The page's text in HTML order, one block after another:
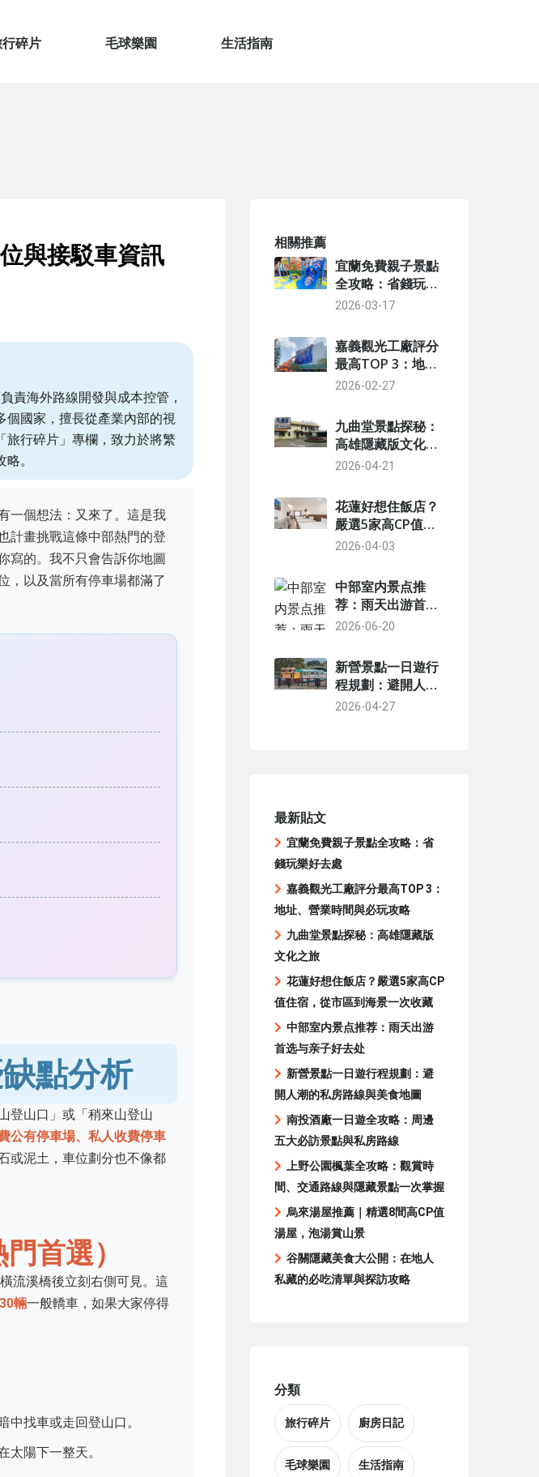
碎片 毛球樂園 生活指南
與接駁車資訊
責海外路線開發與成本控管，
個國家，擅長從產業內部的視
旅行碎片」專欄，致力於將繁
。
一個想法：又來了。這是我
計畫挑戰這條中部熱門的登
寫的。我不只會告訴你地圖
，以及當所有停車場都滿了
點分析
登山口」或「稍來山登山
公有停車場、私人收費停車
或泥土，車位劃分也不像都
首選）
流溪橋後立刻右側可見。這
輛一般轎車，如果大家停得
中找車或走回登山口。
太陽下一整天。
相關推薦
宜蘭免費親子景點
全攻略：省錢玩樂
好去處
2026-03-17
嘉義觀光工廠評分
最高TOP 3：地
址、營業時間與必
2026-02-27
九曲堂景點探秘：
高雄隱藏版文化之
旅
2026-04-21
花蓮好想住飯店？
嚴選5家高CP值住
宿，從市區到海景
2026-04-03
中部室内景点推
荐：雨天出游首选
与亲子好去处
2026-06-20
新營景點一日遊行
程規劃：避開人潮
的私房路線與美食
2026-04-27
最新貼文
宜蘭免費親子景點全攻略：省
錢玩樂好去處
嘉義觀光工廠評分最高TOP 3：
地址、營業時間與必玩攻略
九曲堂景點探秘：高雄隱藏版
文化之旅
花蓮好想住飯店？嚴選5家高CP
值住宿，從市區到海景一次收藏
中部室内景点推荐：雨天出游
首选与亲子好去处
新營景點一日遊行程規劃：避
開人潮的私房路線與美食地圖
南投酒廠一日遊全攻略：周邊
五大必訪景點與私房路線
上野公園楓葉全攻略：觀賞時
間、交通路線與隱藏景點一次掌握
烏來湯屋推薦｜精選8間高CP值
湯屋，泡湯賞山景
谷關隱藏美食大公開：在地人
私藏的必吃清單與探訪攻略
分類
旅行碎片 廚房日記
毛球樂園 生活指南